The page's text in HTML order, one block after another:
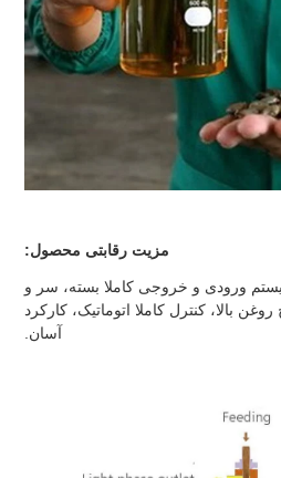
مزیت رقابتی محصول:
ورودی و خروجی کاملا بسته، سر و
بالا، کنترل کاملا اتوماتیک، کارکرد
آسان.